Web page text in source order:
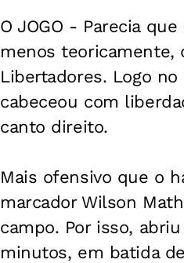
O JOGO - Parecia
menos teoricamente,
Libertadores. Logo
cabeceou com
canto direito.
Mais ofensivo que o
marcador Wilson
campo. Por isso,
minutos, em batida